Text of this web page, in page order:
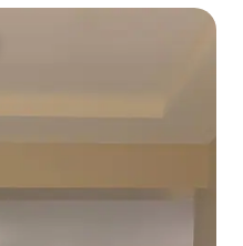
huéspedes